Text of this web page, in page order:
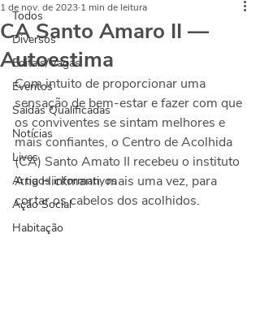
Todos
Diversos
Editais/Vagas
Eventos
Saídas Qualificadas
Notícias
Lives
Artigos informativos
Ação Social
Habitação
CA Santo Amaro II —
Autoestima
1 de nov. de 2023 1 min de leitura
Com intuito de proporcionar uma
sensação de bem-estar e fazer com que
os conviventes se sintam melhores e
mais confiantes, o Centro de Acolhida
(CA) Santo Amato II recebeu o instituto
Ana Hickmann, mais uma vez, para
cortar os cabelos dos acolhidos.